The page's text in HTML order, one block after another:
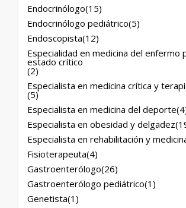
Endocrinólogo(15)
Endocrinólogo pediátrico(5)
Endoscopista(12)
Especialidad en medicina del enfermo
estado crítico
(2)
Especialista en medicina crítica y
(5)
Especialista en medicina del deporte
Especialista en obesidad y delgadez
Especialista en rehabilitación y
Fisioterapeuta(4)
Gastroenterólogo(26)
Gastroenterólogo pediátrico(1)
Genetista(1)